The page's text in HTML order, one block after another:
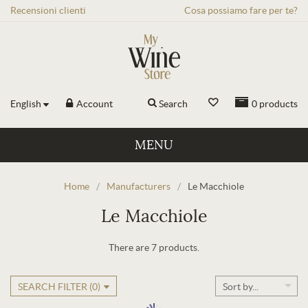
Recensioni clienti Cosa possiamo fare per te?
English Account 0 products
Search
MENU
Home / Manufacturers / Le Macchiole
Le Macchiole
There are 7 products.
SEARCH FILTER (0) Sort by...